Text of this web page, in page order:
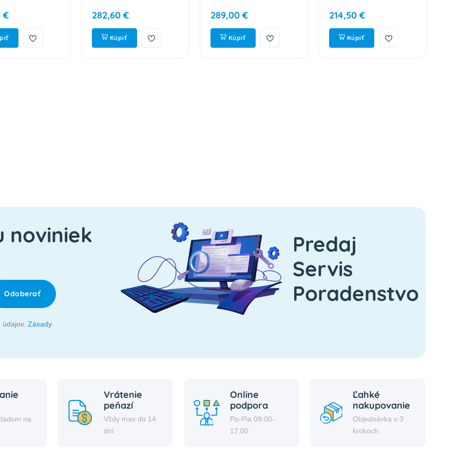
€ 282,60 €
Kúpiť
289,00 €
Kúpiť
214,50 €
Kúpiť
noviniek
Odoberať
Zásady
Predaj
Servis
Poradenstvo
na
Vrátenie
peňazí
Vždy max do 14
dní
Online
podpora
Po-Pia 09:00-
17:00
Ľahké
nakupovanie
Objednávka v 3
krokoch